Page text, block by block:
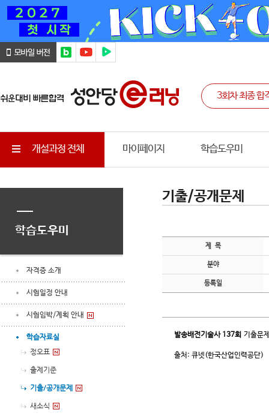
개설과정 전체 마이페이지 학습도우미
학습도우미
자격증 소개
시험일정 안내
시험임박/계획 안내
학습자료실
정오표
출제기준
기출/공개문제
새소식
기출/공개문제
제 목
분야
등록일
발송배전기술사 137회 기출문
출처: 큐넷(한국산업인력공단)